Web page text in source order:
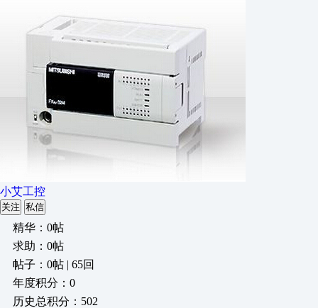
小艾工控
关注 私信
精华：0帖
求助：0帖
帖子：0帖 | 65回
年度积分：0
历史总积分：502